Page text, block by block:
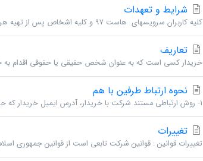
شرایط و تعهدات
کلیه کاربران سرویسهای هاست 97 و کلیه اشخاص پس از تهیه هر یک از سرویسهای هاست 97، موظف...
تعاریف
خریدار کسی است که به عنوان شخص حقیقی یا حقوقی اقدام
نحوه ارتباط طرفین با هم
1- روش ارتباطی مستند شرکت با خریدار، آدرس ایمیل خریدار که حساب کاربری وی در پرتال کاربران ثبت شده...
تغییرات
تغییرات قوانین : قوانین شرکت تابعی است از قوانین جمهوری